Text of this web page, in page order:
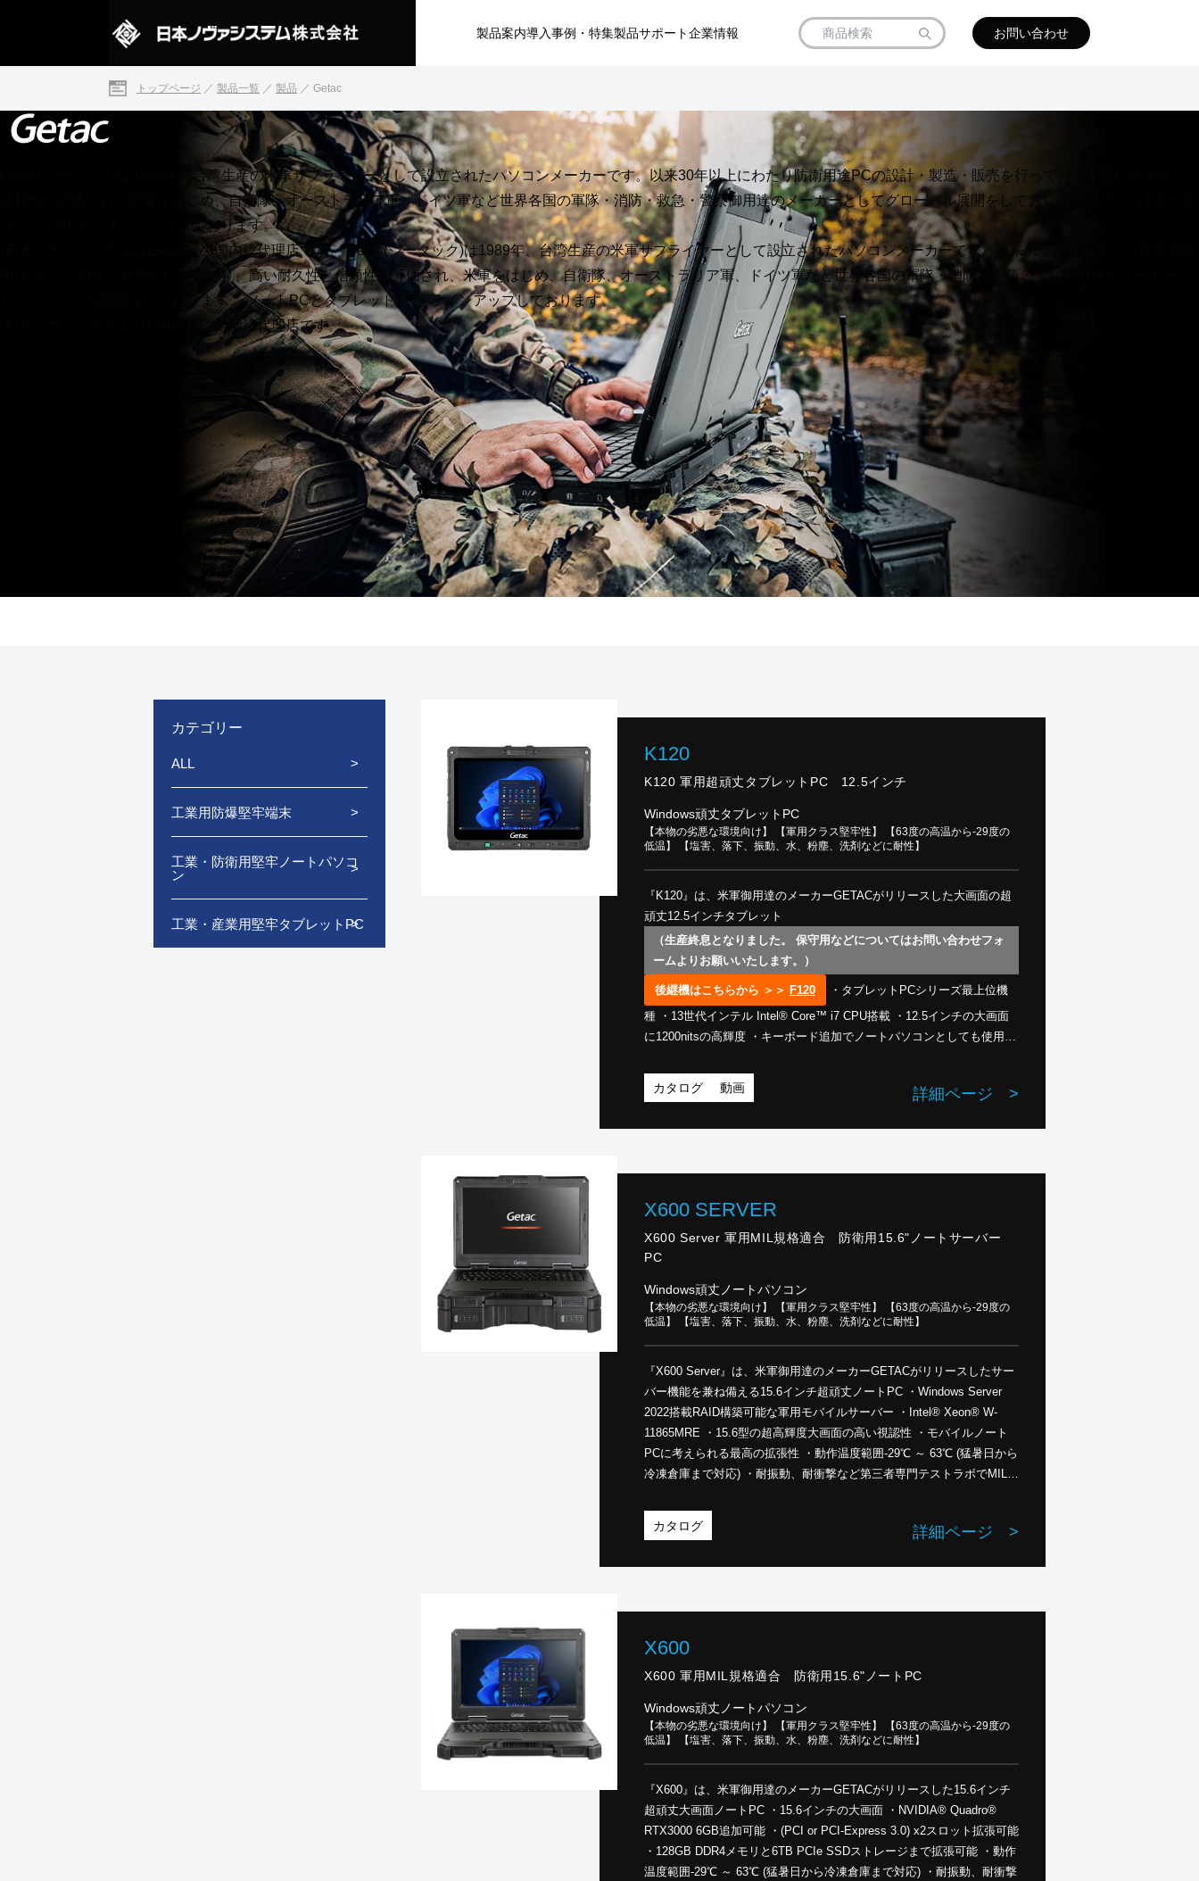
製品案内導入事例・特集製品サポート企業情報 お問い合わせ
トップページ ／ 製品一覧 ／ 製品 ／ Getac
Getac(ジータック)は1989年、台湾生産の米軍サプライヤーとして設立されたパソコンメーカーです。以来30年以上にわたり防衛用途PCの設計・製造・販売を行っており、高い耐久性と
信頼性が評価され、米軍をはじめ、自衛隊、オーストラリア軍、ドイツ軍など世界各国の軍隊・消防・救急・警察御用達のメーカーとしてグローバル展開をしております。 ノートPCとタ
ブレットPCをラインアップしております。
*日本ノヴァシステムはGetac社の国内総代理店です。 Getac(ジータック)は1989年、台湾生産の米軍サプライヤーとして設立されたパソコンメーカーです。以来30年以上にわたり防衛用途
PCの設計・製造・販売を行っており、高い耐久性と信頼性が評価され、米軍をはじめ、自衛隊、オーストラリア軍、ドイツ軍など世界各国の軍隊・消防・救急・警察御用達のメーカーと
してグローバル展開をしております。 ノートPCとタブレットPCをラインアップしております。
*日本ノヴァシステムはGetac社の国内総代理店です。
カテゴリー
ALL
工業用防爆堅牢端末
工業・防衛用堅牢ノートパソコ
ン
工業・産業用堅牢タブレットPC
K120
K120 軍用超頑丈タブレットPC 12.5インチ
Windows頑丈タブレットPC
【本物の劣悪な環境向け】 【軍用クラス堅牢性】 【63度の高温から-29度の
低温】 【塩害、落下、振動、水、粉塵、洗剤などに耐性】
『K120』は、米軍御用達のメーカーGETACがリリースした大画面の超
頑丈12.5インチタブレット
（生産終息となりました。 保守用などについてはお問い合わせフォ
ームよりお願いいたします。）
後継機はこちらから ＞＞ F120
種 ・13世代インテル Intel® Core™ i7 CPU搭載 ・12.5インチの大画面
に1200nitsの高輝度 ・キーボード追加でノートパソコンとしても使用可
目合格した頑丈さ ・衝撃をはじめ、湿気や洗剤、液体腐食、塩害にも強
い耐性 ・IP66と水・砂埃に強い設計 ・-29℃～63℃の動作温度範囲 (猛
カタログ 動画 詳細ページ >
X600 SERVER
X600 Server 軍用MIL規格適合 防衛用15.6"ノートサーバー
PC
Windows頑丈ノートパソコン
【本物の劣悪な環境向け】 【軍用クラス堅牢性】 【63度の高温から-29度の
低温】 【塩害、落下、振動、水、粉塵、洗剤などに耐性】
『X600 Server』は、米軍御用達のメーカーGETACがリリースしたサー
バー機能を兼ね備える15.6インチ超頑丈ノートPC ・Windows Server
2022搭載RAID構築可能な軍用モバイルサーバー ・Intel® Xeon® W-
11865MRE ・15.6型の超高輝度大画面の高い視認性 ・モバイルノート
PCに考えられる最高の拡張性 ・動作温度範囲-29℃ ～ 63℃ (猛暑日から
冷凍倉庫まで対応) ・耐振動、耐衝撃など第三者専門テストラボでMIL-
償保証・国内修理 ・TAA準拠（安全保障上の懸念がない供給元で構成）
（オプション） ・ぶれない安定供給・安定納期。 GETAC製 ー＞ 製品
カタログ 詳細ページ >
X600
X600 軍用MIL規格適合 防衛用15.6"ノートPC
Windows頑丈ノートパソコン
【本物の劣悪な環境向け】 【軍用クラス堅牢性】 【63度の高温から-29度の
低温】 【塩害、落下、振動、水、粉塵、洗剤などに耐性】
『X600』は、米軍御用達のメーカーGETACがリリースした15.6インチ
超頑丈大画面ノートPC ・15.6インチの大画面 ・NVIDIA® Quadro®
RTX3000 6GB追加可能 ・(PCI or PCI-Express 3.0) x2スロット拡張可能
・128GB DDR4メモリと6TB PCIe SSDストレージまで拡張可能 ・動作
温度範囲-29℃ ～ 63℃ (猛暑日から冷凍倉庫まで対応) ・耐振動、耐衝撃